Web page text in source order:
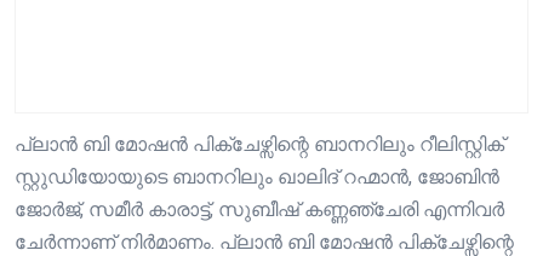
പ്ലാൻ ബി മോഷൻ പിക്ചേഴ്സിന്റെ ബാനറിലും റീലിസ്റ്റിക്
സ്റ്റുഡിയോയുടെ ബാനറിലും ഖാലിദ് റഹ്മാൻ, ജോബിൻ
ജോർജ്, സമീർ കാരാട്ട്, സുബീഷ് കണ്ണഞ്ചേരി എന്നിവർ
ചേർന്നാണ് നിർമാണം. പ്ലാൻ ബി മോഷൻ പിക്ചേഴ്സിന്റെ